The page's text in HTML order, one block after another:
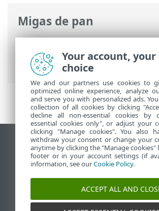
Migas de pan
Ayuda en línea de ESET>ESET
Ultimate
>Configuración
Protecciones> Protección del
Ver sitio del escritorio
End of Life
Base de conocimiento de ESET
Foro de ESET
ESET Status Portal
Your account, your
choice
We and our partners use cookies to
optimized online experience, analyze
and serve you with personalized ads.
collection of all cookies by clicking
decline all non-essential cookies by
essential cookies only", or adjust your
clicking "Manage cookies". You also
withdraw your consent or change your
anytime by clicking the "Manage cookies"
footer or in your account settings (if
information, see ourCookie Policy.
ACCEPT ALL AND